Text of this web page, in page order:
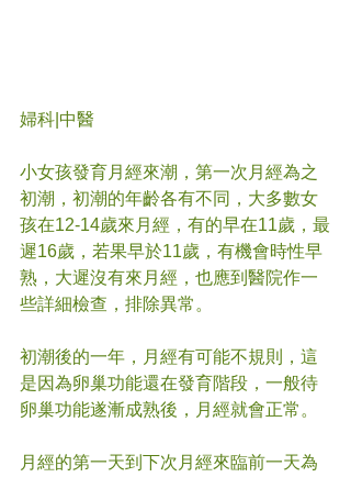
婦科|中醫
小女孩發育月經來潮，第一次月經為之
初潮，初潮的年齡各有不同，大多數女
孩在12-14歲來月經，有的早在11歲，最
遲16歲，若果早於11歲，有機會時性早
熟，大遲沒有來月經，也應到醫院作一
些詳細檢查，排除異常。
初潮後的一年，月經有可能不規則，這
是因為卵巢功能還在發育階段，一般待
卵巢功能遂漸成熟後，月經就會正常。
月經的第一天到下次月經來臨前一天為